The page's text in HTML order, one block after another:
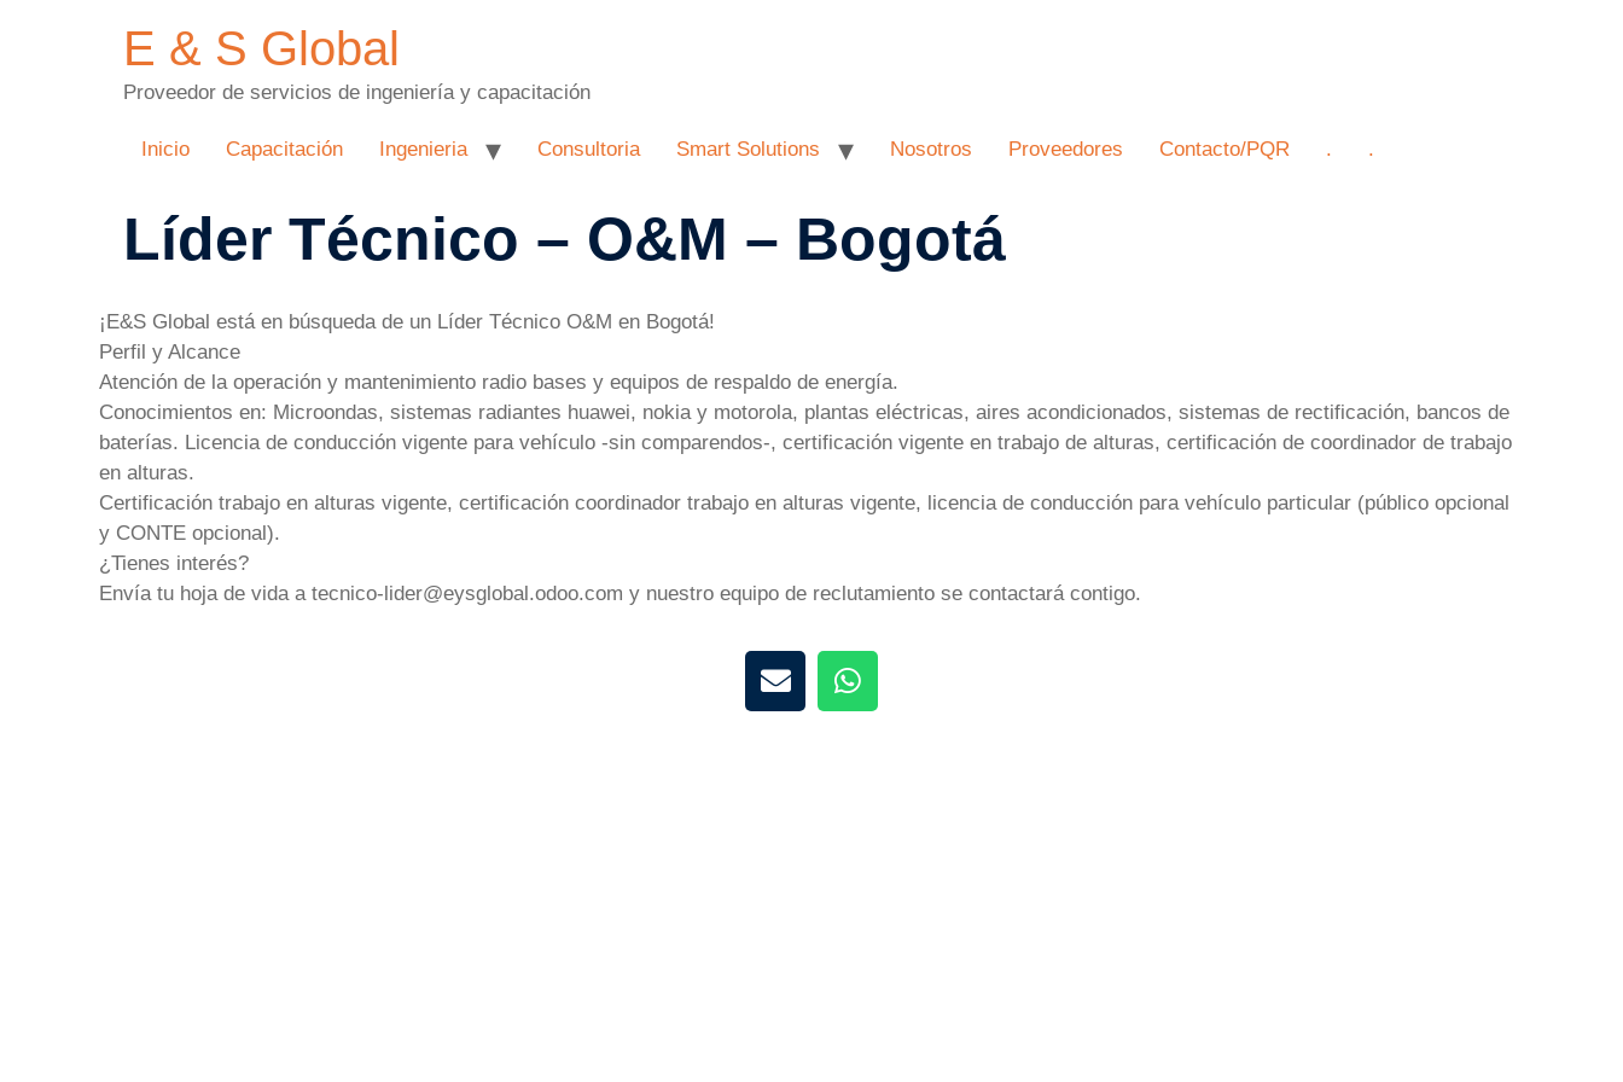
E & S Global
Proveedor de servicios de ingeniería y capacitación
Inicio Capacitación Ingenieria Consultoria Smart Solutions Nosotros Proveedores Contacto/PQR . .
Líder Técnico – O&M – Bogotá
¡E&S Global está en búsqueda de un Líder Técnico O&M en Bogotá!
Perfil y Alcance
Atención de la operación y mantenimiento radio bases y equipos de respaldo de energía.
Conocimientos en: Microondas, sistemas radiantes huawei, nokia y motorola, plantas eléctricas, aires acondicionados, sistemas de rectificación, bancos de
baterías. Licencia de conducción vigente para vehículo -sin comparendos-, certificación vigente en trabajo de alturas, certificación de coordinador de trabajo
en alturas.
Certificación trabajo en alturas vigente, certificación coordinador trabajo en alturas vigente, licencia de conducción para vehículo particular (público opcional
y CONTE opcional).
¿Tienes interés?
Envía tu hoja de vida a tecnico-lider@eysglobal.odoo.com y nuestro equipo de reclutamiento se contactará contigo.